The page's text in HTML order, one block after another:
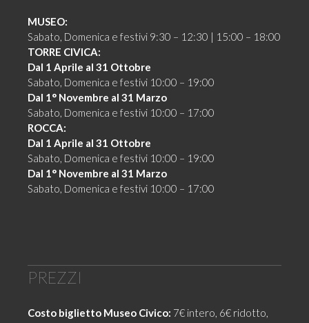
MUSEO:
Sabato, Domenica e festivi 9:30 – 12:30 | 15:00 – 18:00
TORRE CIVICA:
Dal 1 Aprile al 31 Ottobre
Sabato, Domenica e festivi 10:00 – 19:00
Dal 1° Novembre al 31 Marzo
Sabato, Domenica e festivi 10:00 – 17:00
ROCCA:
Dal 1 Aprile al 31 Ottobre
Sabato, Domenica e festivi 10:00 – 19:00
Dal 1° Novembre al 31 Marzo
Sabato, Domenica e festivi 10:00 – 17:00
PREZZI
Costo biglietto Museo Civico: 7€ intero, 6€ ridotto,